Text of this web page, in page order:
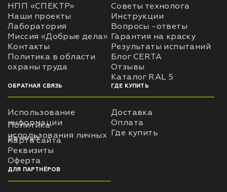
НПП «СПЕКТР»
Наши проекты
Лаборатория
Миссия «Добрые дела»
Контакты
Политика в области
Советы технолога
Инструкции
Вопросы -ответы
Гарантия на краску
Результаты испытаний
Блог CERTA
Отзывы
Каталог RAL 5
ОБРАТНАЯ СВЯЗЬ
Использование
Политика
данных
Карта сайта
Реквизиты
Оферта
ГДЕ КУПИТЬ
Доставка
Оплата
Где купить
ДЛЯ ПАРТНЁРОВ